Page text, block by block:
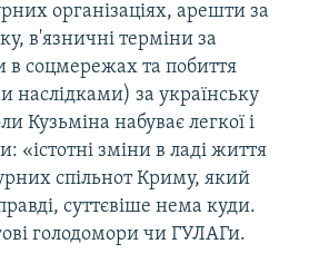
організаціях, арешти за
в'язничні терміни за
в соцмережах та побиття
наслідками) за українську
Кузьміна набуває легкої і
зміни в ладі життя
спільнот Криму, який
суттєвіше нема куди.
голодомори чи ГУЛАГи.